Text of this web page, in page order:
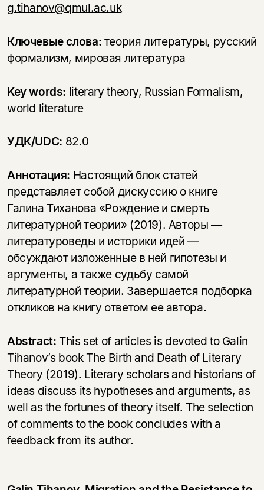
g.tihanov@qmul.ac.uk
Ключевые слова: теория литературы, русский
формализм, мировая литература
Key words: literary theory, Russian Formalism,
world literature
УДК/UDC: 82.0
Аннотация: Настоящий блок статей
представляет собой дискуссию о книге
Галина Тиханова «Рождение и смерть
литературной теории» (2019). Авторы —
литературоведы и историки идей —
обсуждают изложенные в ней гипотезы и
аргументы, а также судьбу самой
литературной теории. Завершается подборка
откликов на книгу ответом ее автора.
Abstract: This set of articles is devoted to Galin
Tihanov’s book The Birth and Death of Literary
Theory (2019). Literary scholars and historians of
ideas discuss its hypotheses and arguments, as
well as the fortunes of theory itself. The selection
of comments to the book concludes with a
feedback from its author.